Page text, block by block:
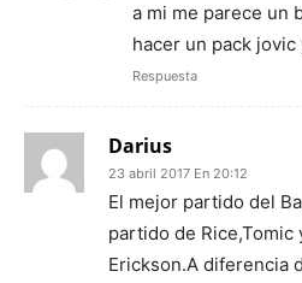
a mi me parece un
hacer un pack jovic
Respuesta
Darius
23 abril 2017 En 20:12
El mejor partido del
partido de Rice,Tomic
Erickson.A diferencia